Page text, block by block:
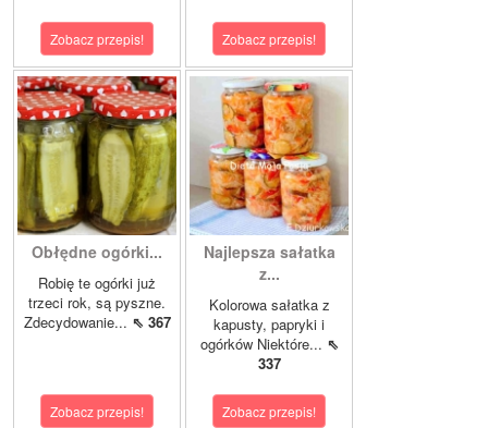
Zobacz przepis! Zobacz przepis!
Obłędne ogórki...
Robię te ogórki już
trzeci rok, są pyszne.
Zdecydowanie... ⇖ 367
Zobacz przepis!
Najlepsza sałatka
z...
Kolorowa sałatka z
kapusty, papryki i
ogórków Niektóre... ⇖
337
Zobacz przepis!